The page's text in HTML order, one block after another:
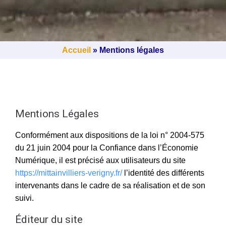
Accueil » Mentions légales
Mentions Légales
Conformément aux dispositions de la loi n° 2004-575
du 21 juin 2004 pour la Confiance dans l’Économie
Numérique, il est précisé aux utilisateurs du site
https://mittainvilliers-verigny.fr/l’identité des différents
intervenants dans le cadre de sa réalisation et de son
suivi.
Éditeur du site